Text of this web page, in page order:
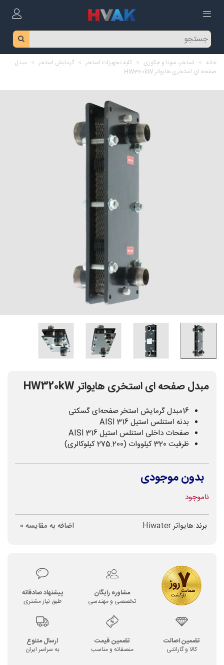
خانه > استخر، سونا و جکوزی > کلیه تجهیزات استخر > گرمایش استخر > مبدل
صفحه ای استخری هایواتر HW320kW
مبدل صفحه ای استخری هایواتر HW320kW
16مبدل گرمایش استخر صفحه‌ای گسکتی
بدنه استنلس استیل AISI 316
صفحات داخلی استنلس استیل AISI 316
ظرفیت 320 کیلووات (275.200 کیلوکالری)
بدون موجودی
ناموجود
برند:هایواتر Hiwater اضافه به مقایسه 0
مشاوره رایگان
تخصصی و مهندسی
پیشنهاد صادقانه
طبق نیاز مشتری
تضمین اصالت
کالا و گارانتی
تضمین قیمت
منصفانه و مناسب
ارسال متنوع
به سراسر ایران